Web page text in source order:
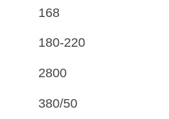
168
180-220
2800
380/50